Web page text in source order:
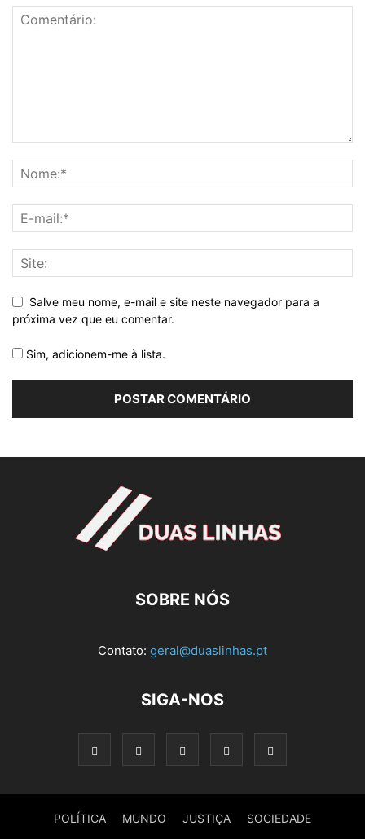
Salve meu nome, e-mail e site neste navegador para a
próxima vez que eu comentar.
Sim, adicionem-me à lista.
SOBRE NÓS
Contato: geral@duaslinhas.pt
SIGA-NOS
POLÍTICA MUNDO JUSTIÇA SOCIEDADE